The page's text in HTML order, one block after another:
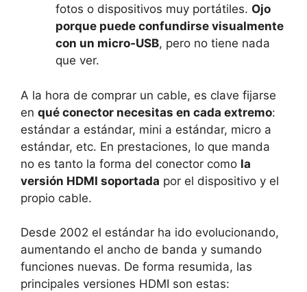
fotos o dispositivos muy portátiles. Ojo
porque puede confundirse visualmente
con un micro‑USB, pero no tiene nada
que ver.
A la hora de comprar un cable, es clave fijarse
en qué conector necesitas en cada extremo:
estándar a estándar, mini a estándar, micro a
estándar, etc. En prestaciones, lo que manda
no es tanto la forma del conector como la
versión HDMI soportada por el dispositivo y el
propio cable.
Desde 2002 el estándar ha ido evolucionando,
aumentando el ancho de banda y sumando
funciones nuevas. De forma resumida, las
principales versiones HDMI son estas: